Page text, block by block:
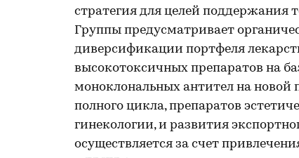
стратегия для целей поддержания
Группы предусматривает
диверсификации портфеля
высокотоксичных препаратов на
моноклональных антител на новой
полного цикла, препаратов
гинекологии, и развития
осуществляется за счет